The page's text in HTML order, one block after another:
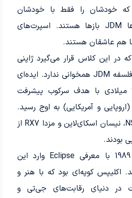
که خودشان را فقط با خودشان
مقایسه می‌کنند. آن‌ها JDM بازها هستند. اسپرت‌های
هم عاشقان هستند.
در این کلاس قرار می‌گیرد ژاپنی
است ولی هر ژاپنی با فلسفه JDM همخوانی ندارد. ایده‌ای
که تقریباً در دهه 90 میلادی با هدف سرکوب پیشرفت
و آمریکایی) به اوج رسید.
تویوتا سوپرا، هوندا NSX، نیسان اسکای‌لاین و مزدا RX7 از
بودند.
میتسوبیشی از سال 1989 با معرفی Eclipse وارد این
اکلیپس کوپه‌ای بود که با هنر و
در دنیای رقابت‌های جی‌تی و